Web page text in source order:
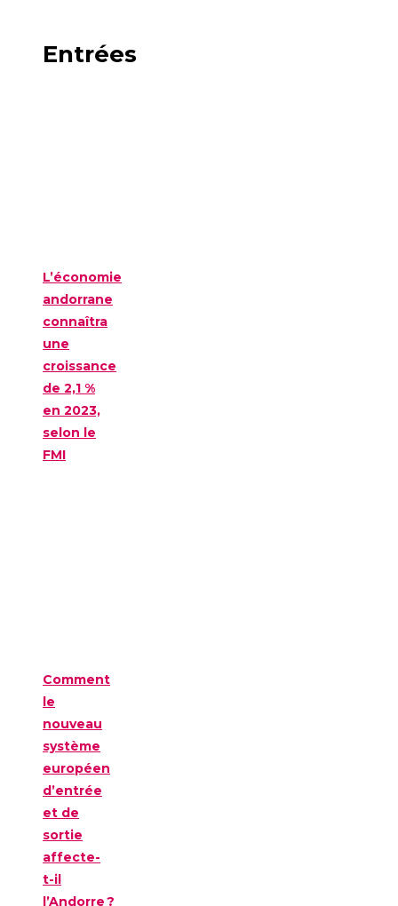
Entrées
L’économie
andorrane
connaîtra
une
croissance
de 2,1 %
en 2023,
selon le
FMI
Comment
le
nouveau
système
européen
d’entrée
et de
sortie
affecte-
t-il
l’Andorre ?